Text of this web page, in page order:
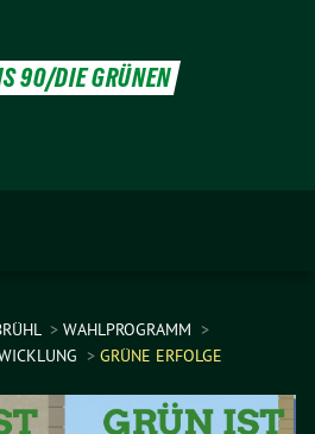
90/DIE GRÜNEN
WAHLPROGRAMM
GRÜNE ERFOLGE